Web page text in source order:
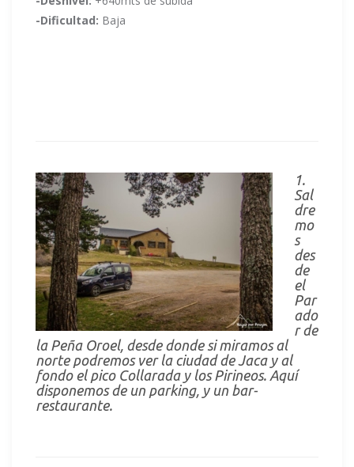
-Dificultad: Baja
1.
Sal
dre
mo
s
des
de
el
Par
ado
r de
la Peña Oroel, desde donde si miramos al
norte podremos ver la ciudad de Jaca y al
fondo el pico Collarada y los Pirineos. Aquí
disponemos de un parking, y un bar-
restaurante.